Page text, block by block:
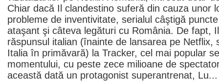
Chiar dacă Il clandestino suferă din cauza unor
probleme de inventivitate, serialul câştigă
ataşant şi câteva legături cu România. De fapt,
răspunsul italian (înainte de lansarea pe Netflix,
Italia în primăvară) la Tracker, cel mai popular
momentului, cu peste zece milioane de
această dată un protagonist superantrenat,